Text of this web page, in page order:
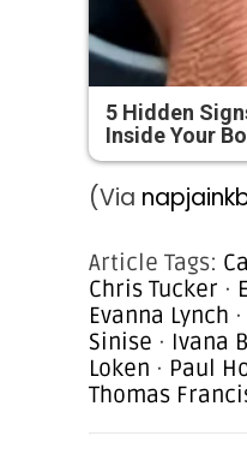
5 Hidden
Inside Your
(Via
Article Tags:
Chris Tucker ·
Evanna Lynch ·
Sinise · Ivana
Loken · Paul
Thomas